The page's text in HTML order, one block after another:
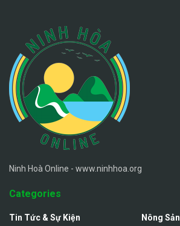
Ninh Hoà Online - www.ninhhoa.org
Categories
Tin Tức & Sự Kiện
Nông Sản